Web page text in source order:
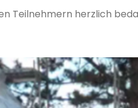
Teilnehmern herzlich